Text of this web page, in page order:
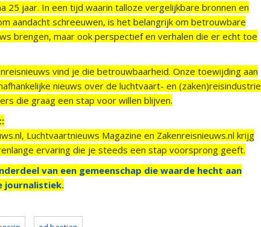
25 jaar. In een tijd waarin talloze vergelijkbare bronnen en
aandacht schreeuwen, is het belangrijk om betrouwbare
brengen, maar ook perspectief en verhalen die er echt toe
vind je die betrouwbaarheid. Onze toewijding aan
nieuws over de luchtvaart- en (zaken)reisindustrie
die graag een stap voor willen blijven.
Luchtvaartnieuws Magazine en Zakenreisnieuws.nl krijg
ervaring die je steeds een stap voorsprong geeft.
van een gemeenschap die waarde hecht aan
journalistiek.